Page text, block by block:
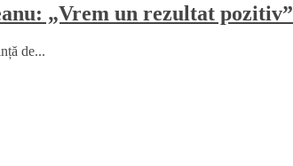
„Vrem un rezultat pozitiv”
de...